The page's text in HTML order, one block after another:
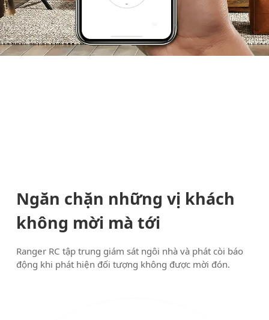
Ngăn chặn những vị khách
không mời mà tới
Ranger RC tập trung giám sát ngôi nhà và phát còi báo
động khi phát hiện đối tượng không được mời đón.